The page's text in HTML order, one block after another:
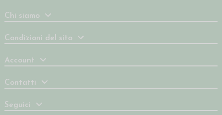
Chi siamo
Condizioni del sito
Account
Contatti
Seguici